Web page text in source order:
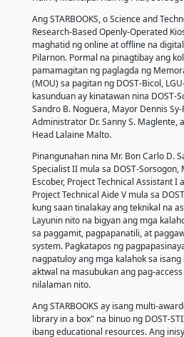
Pinagtibay ng
(DOST-Bicol), sa
kaalaman sa Siyensya,
mag-aaral at kawani mula
(PiCC), at Pilar National
Ito ay matapos
Signing, Orientation, and
Ang STARBOOKS, o
Research-Based Openly-
maghatid ng online at
Pilarnon. Pormal na
pamamagitan ng
(MOU) sa pagitan ng
kasunduan ay kinatawan
Administrator Dr. Sanny
Head Lalaine Malto.